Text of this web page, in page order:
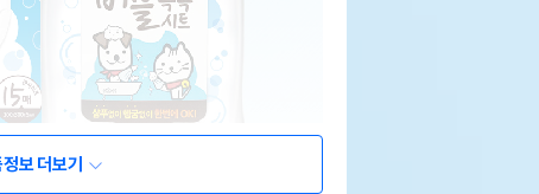
보 더보기